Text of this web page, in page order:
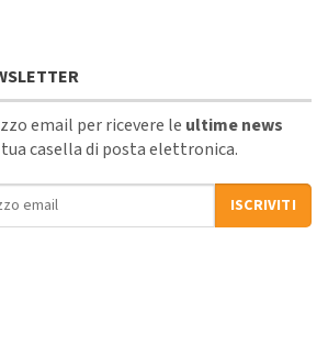
email per ricevere le ultime news
casella di posta elettronica.
ISCRIVITI